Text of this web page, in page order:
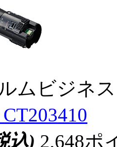
ムビジネ
込) 2,648ポ